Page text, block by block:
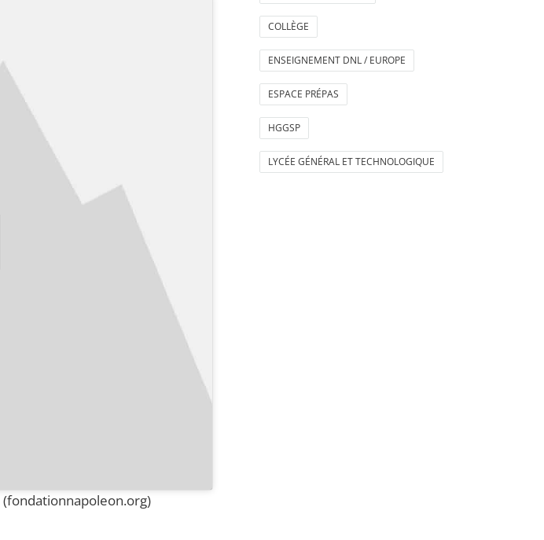
(fondationnapoleon.org)
COLLÈGE
ENSEIGNEMENT DNL / EUROPE
ESPACE PRÉPAS
HGGSP
LYCÉE GÉNÉRAL ET TECHNOLOGIQUE